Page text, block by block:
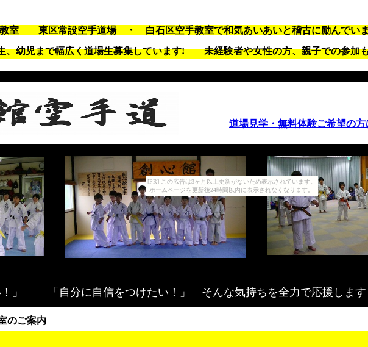
[PR] この広告は3ヶ月以上更新がないため表示されています。
ホームページを更新後24時間以内に表示されなくなります。
教室 東区常設空手道場 ・ 白石区空手教室で和気あいあいと稽古に励んでい
、幼児まで幅広く道場生募集しています! 未経験者や女性の方、親子での参加
のご案内
道場見学・無料体験ご希望の方
！」 「自分に自信をつけたい！」 そんな気持ちを全力で応援します